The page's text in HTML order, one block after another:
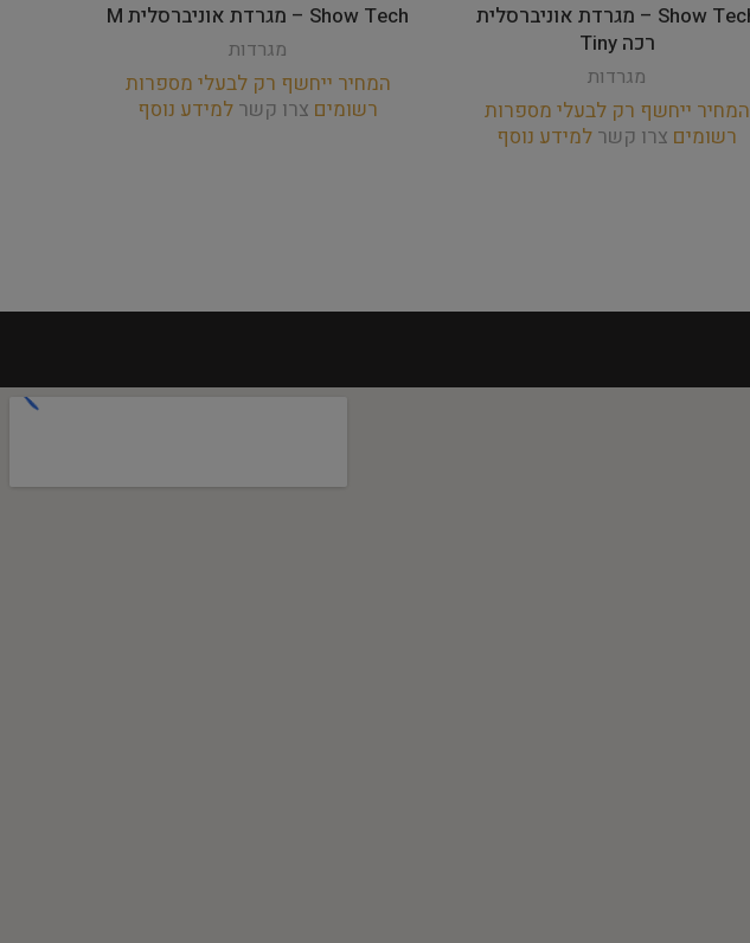
Show Tech – מגרדת אוניברסלית
רכה Tiny
מגרדות
המחיר ייחשף רק לבעלי מספרות
רשומים צרו קשר למידע נוסף
Show Tech – מגרדת אוניברסלית M
מגרדות
המחיר ייחשף רק לבעלי מספרות
רשומים צרו קשר למידע נוסף